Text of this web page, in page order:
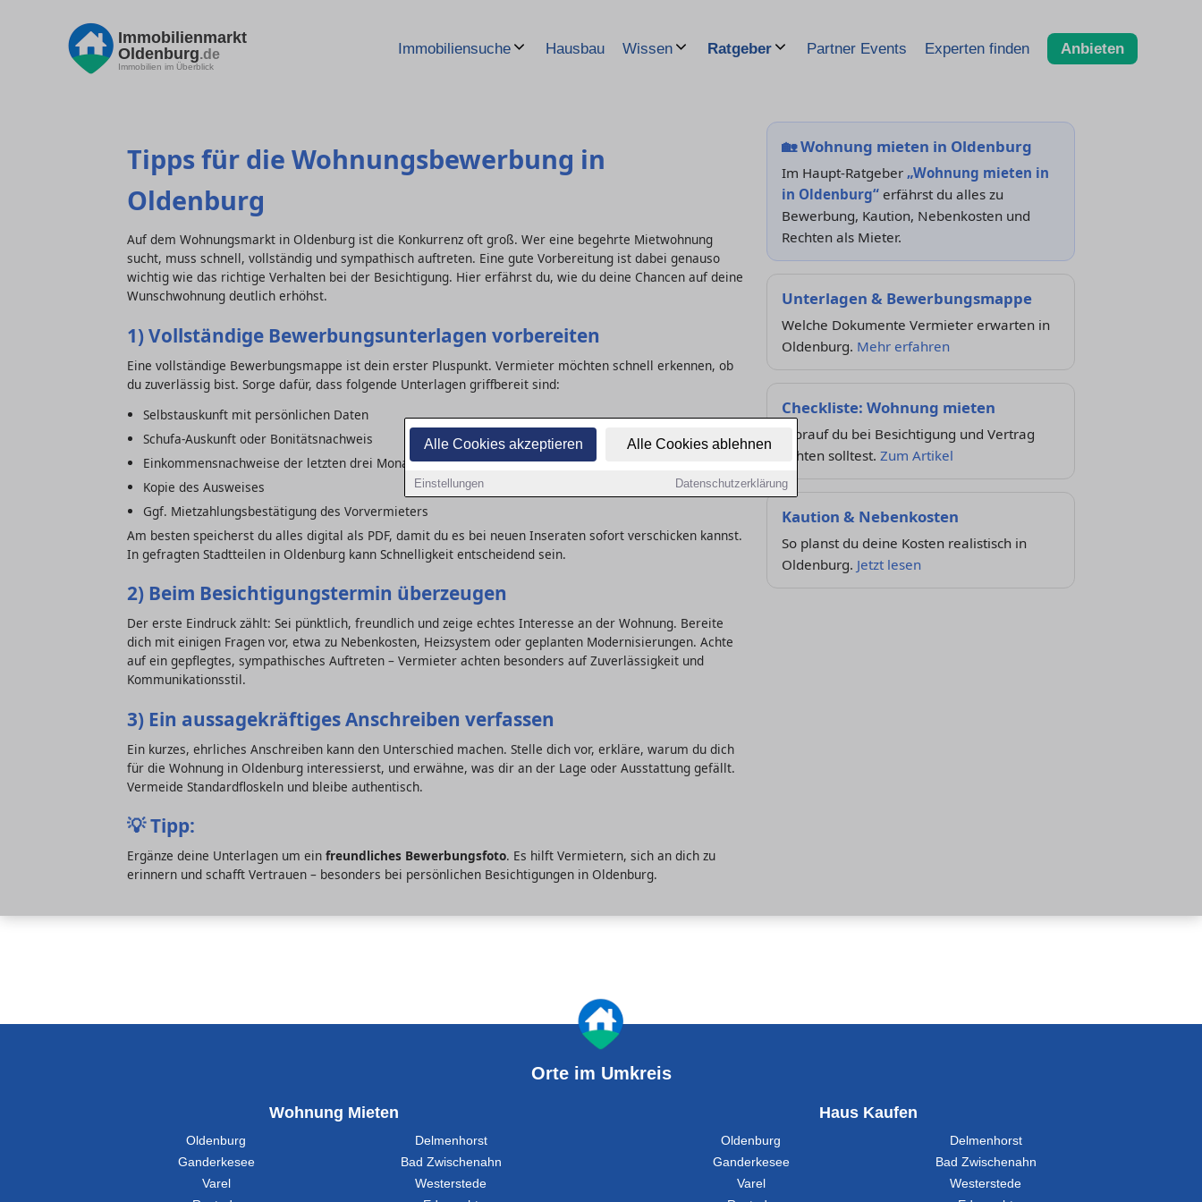
Alle Cookies akzeptieren Alle Cookies ablehnen
Einstellungen Datenschutzerklärung
Immobilienmarkt
Oldenburg.de
Immobilien im Überblick
Immobiliensuche Hausbau Wissen Ratgeber Partner Events Experten finden Anbieten
Tipps für die Wohnungsbewerbung in
Oldenburg
Auf dem Wohnungsmarkt in Oldenburg ist die Konkurrenz oft groß. Wer eine begehrte Mietwohnung
sucht, muss schnell, vollständig und sympathisch auftreten. Eine gute Vorbereitung ist dabei genauso
wichtig wie das richtige Verhalten bei der Besichtigung. Hier erfährst du, wie du deine Chancen auf deine
Wunschwohnung deutlich erhöhst.
1) Vollständige Bewerbungsunterlagen vorbereiten
Eine vollständige Bewerbungsmappe ist dein erster Pluspunkt. Vermieter möchten schnell erkennen, ob
du zuverlässig bist. Sorge dafür, dass folgende Unterlagen griffbereit sind:
Selbstauskunft mit persönlichen Daten
Schufa-Auskunft oder Bonitätsnachweis
Einkommensnachweise der letzten drei Monate
Kopie des Ausweises
Ggf. Mietzahlungsbestätigung des Vorvermieters
Am besten speicherst du alles digital als PDF, damit du es bei neuen Inseraten sofort verschicken kannst.
In gefragten Stadtteilen in Oldenburg kann Schnelligkeit entscheidend sein.
2) Beim Besichtigungstermin überzeugen
Der erste Eindruck zählt: Sei pünktlich, freundlich und zeige echtes Interesse an der Wohnung. Bereite
dich mit einigen Fragen vor, etwa zu Nebenkosten, Heizsystem oder geplanten Modernisierungen. Achte
auf ein gepflegtes, sympathisches Auftreten – Vermieter achten besonders auf Zuverlässigkeit und
Kommunikationsstil.
3) Ein aussagekräftiges Anschreiben verfassen
Ein kurzes, ehrliches Anschreiben kann den Unterschied machen. Stelle dich vor, erkläre, warum du dich
für die Wohnung in Oldenburg interessierst, und erwähne, was dir an der Lage oder Ausstattung gefällt.
Vermeide Standardfloskeln und bleibe authentisch.
💡Tipp:
Ergänze deine Unterlagen um ein freundliches Bewerbungsfoto. Es hilft Vermietern, sich an dich zu
erinnern und schafft Vertrauen – besonders bei persönlichen Besichtigungen in Oldenburg.
🏡Wohnung mieten in Oldenburg
Im Haupt-Ratgeber „Wohnung mieten in
in Oldenburg“erfährst du alles zu
Bewerbung, Kaution, Nebenkosten und
Rechten als Mieter.
Unterlagen & Bewerbungsmappe
Welche Dokumente Vermieter erwarten in
Oldenburg. Mehr erfahren
Checkliste: Wohnung mieten
Worauf du bei Besichtigung und Vertrag
achten solltest. Zum Artikel
Kaution & Nebenkosten
So planst du deine Kosten realistisch in
Oldenburg. Jetzt lesen
Orte im Umkreis
Wohnung Mieten
Oldenburg
Delmenhorst
Ganderkesee
Bad Zwischenahn
Varel
Westerstede
Haus Kaufen
Oldenburg
Delmenhorst
Ganderkesee
Bad Zwischenahn
Varel
Westerstede